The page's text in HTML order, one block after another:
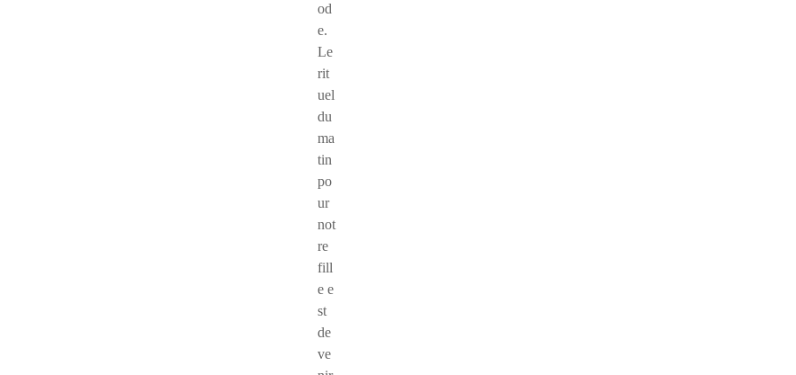
od
e.
Le
rit
uel
du
ma
tin
po
ur
not
re
fill
e e
st
de
ve